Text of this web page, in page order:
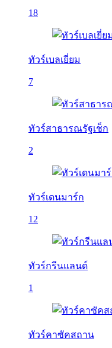
18
ทัวร์เบลเยี่ยม
7
ทัวร์สาธารณรัฐเช็ก
2
ทัวร์เดนมาร์ก
12
ทัวร์กรีนแลนด์
1
ทัวร์คาซัคสถาน